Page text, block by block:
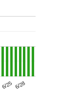
6/25 6/28